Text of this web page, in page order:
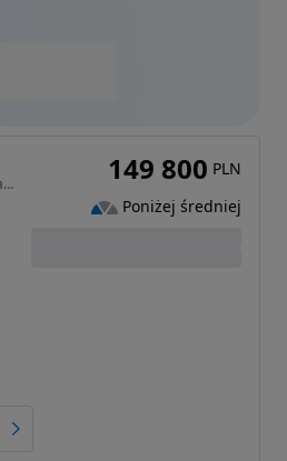
1969 cm3 • 197 KM • 2.0 197KM AWD Navi,Kamera,El.Klapa,El.Fotele+Pamięć,HandsFree,Skóra 149 800 PLN
Poniżej średniej